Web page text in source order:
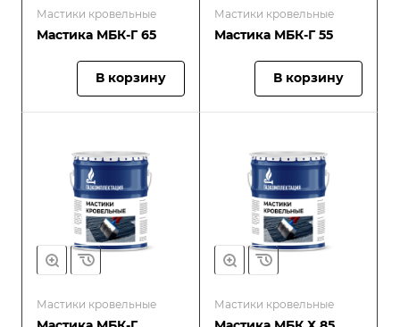
Мастики кровельные
Мастика МБК-Г 65
В корзину
Мастики кровельные
Мастика МБК-Г 55
В корзину
Мастики кровельные Мастики кровельные